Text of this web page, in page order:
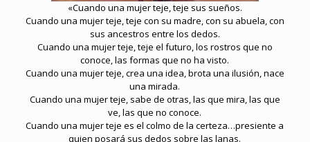
«Cuando una mujer teje, teje sus sueños.
Cuando una mujer teje, teje con su madre, con su abuela, con
sus ancestros entre los dedos.
Cuando una mujer teje, teje el futuro, los rostros que no
conoce, las formas que no ha visto.
Cuando una mujer teje, crea una idea, brota una ilusión, nace
una mirada.
Cuando una mujer teje, sabe de otras, las que mira, las que
ve, las que no conoce.
Cuando una mujer teje es el colmo de la certeza…presiente a
quien posará sus dedos sobre las lanas.